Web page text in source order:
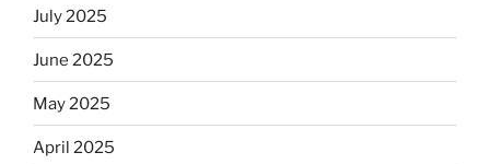
July 2025
June 2025
May 2025
April 2025